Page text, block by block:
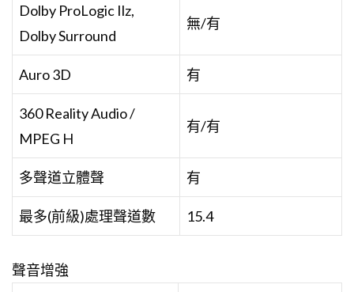
Dolby ProLogic Ilz,
Dolby Surround
無/有
Auro 3D 有
360 Reality Audio /
MPEG H
有/有
多聲道立體聲 有
最多(前級)處理聲道數 15.4
聲音增強